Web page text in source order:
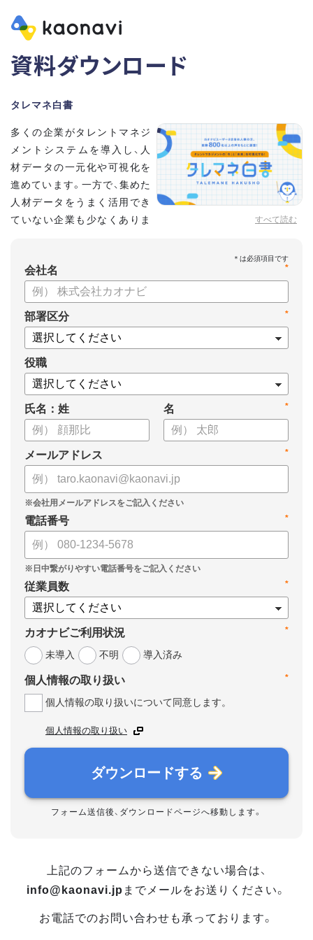
資料ダウンロード
タレマネ白書
すべて読む
多くの企業がタレントマネジ
メントシステムを導入し、人
材データの一元化や可視化を
進めています。一方で、集めた
人材データをうまく活用でき
ていない企業も少なくありま
こうした実情をふまえ、システム導入有無に留まらず、活用状
況や成果を明らかにすべく調査いたしました。
【資料の内容】
・タレントマネジメント推進の事業戦略貢献度
・タレントマネジメントシステム導入の手応え
・人事担当者以外でのカオナビ利用比率
これからのタレントマネジメントが目指すべき指針の参考と
して、ぜひお役立てください。
*
会社名
*
部署区分
役職
氏名：姓 *
名
*
メールアドレス
*
電話番号
*
従業員数
*
カオナビご利用状況
未導入
不明 導入済み
*
個人情報の取り扱い
個人情報の取り扱いについて同意します。
個人情報の取り扱い
ダウンロードする
フォーム送信後、ダウンロードページへ移動します。
上記のフォームから送信できない場合は、
info@kaonavi.jp までメールをお送りください。
お電話でのお問い合わせも承っております。